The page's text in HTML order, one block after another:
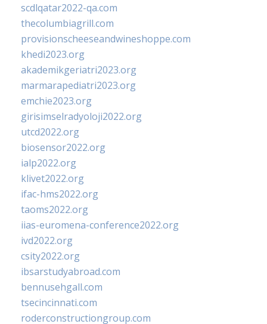
scdlqatar2022-qa.com
thecolumbiagrill.com
provisionscheeseandwineshoppe.com
khedi2023.org
akademikgeriatri2023.org
marmarapediatri2023.org
emchie2023.org
girisimselradyoloji2022.org
utcd2022.org
biosensor2022.org
ialp2022.org
klivet2022.org
ifac-hms2022.org
taoms2022.org
iias-euromena-conference2022.org
ivd2022.org
csity2022.org
ibsarstudyabroad.com
bennusehgall.com
tsecincinnati.com
roderconstructiongroup.com